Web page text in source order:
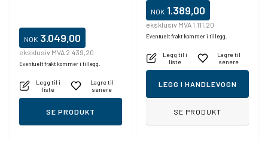
NOK 3.049,00
eksklusiv MVA 2.439,20
Eventuelt frakt kommer i tillegg.
Legg til i
liste
Lagre til
senere
SE PRODUKT
NOK 1.389,00
eksklusiv MVA 1.111,20
Eventuelt frakt kommer i tillegg.
Legg til i
liste
Lagre til
senere
LEGG I HANDLEVOGN
SE PRODUKT